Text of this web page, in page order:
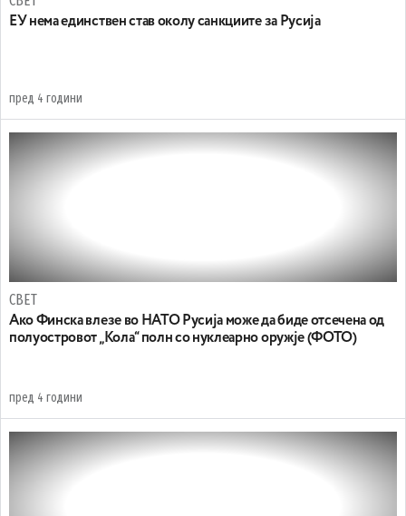
EУ нема единствен став околу санкциите за Русија
пред 4 години
СВЕТ
Ако Финска влезе во НАТО Русија може да биде отсечена од
полуостровот „Кола“ полн со нуклеарно оружје (ФОТО)
пред 4 години